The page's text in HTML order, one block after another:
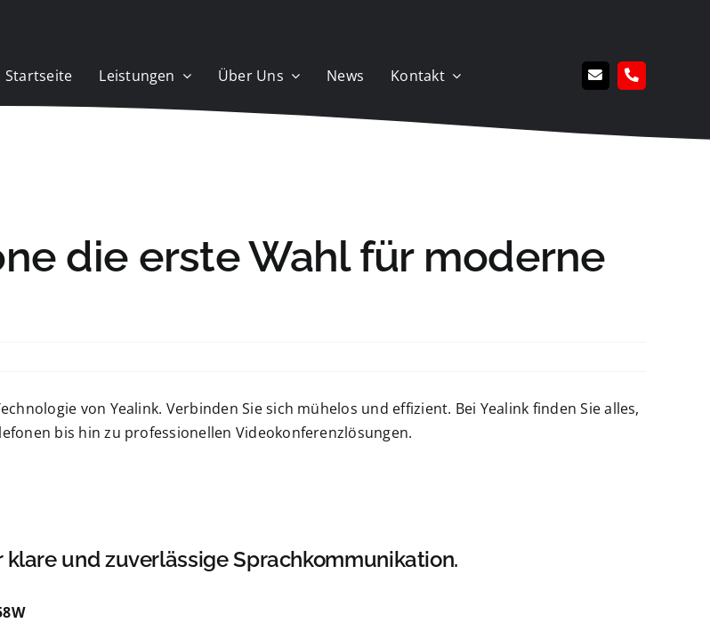
Startseite
Leistungen Über Uns News Kontakt
die erste Wahl für moderne
von Yealink. Verbinden Sie sich mühelos und effizient. Bei Yealink finden Sie alles,
bis hin zu professionellen Videokonferenzlösungen.
und zuverlässige Sprachkommunikation.